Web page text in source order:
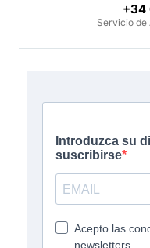
‪+34
Servicio de